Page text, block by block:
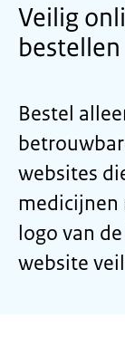
Veilig
bestellen
Bestel
websites
medicijnen
logo van
website